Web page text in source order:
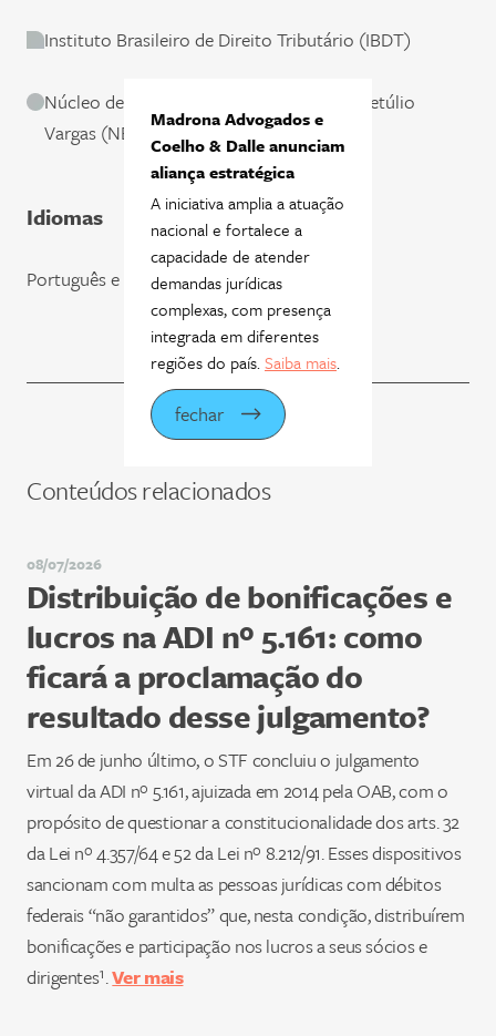
Instituto Brasileiro de Direito Tributário (IBDT)
Núcleo de Estudos Fiscais da Fundação Getúlio
Vargas (NEF/FGV)
Idiomas
Português e inglês
Conteúdos relacionados
08/07/2026
Distribuição de bonificações e
lucros na ADI nº 5.161: como
ficará a proclamação do
resultado desse julgamento?
Em 26 de junho último, o STF concluiu o julgamento
virtual da ADI nº 5.161, ajuizada em 2014 pela OAB, com o
propósito de questionar a constitucionalidade dos arts. 32
da Lei nº 4.357/64 e 52 da Lei nº 8.212/91. Esses dispositivos
sancionam com multa as pessoas jurídicas com débitos
federais “não garantidos” que, nesta condição, distribuírem
bonificações e participação nos lucros a seus sócios e
dirigentes¹.Ver mais
Madrona Advogados e
Coelho & Dalle anunciam
aliança estratégica
A iniciativa amplia a atuação
nacional e fortalece a
capacidade de atender
demandas jurídicas
complexas, com presença
integrada em diferentes
regiões do país.Saiba mais.
fechar